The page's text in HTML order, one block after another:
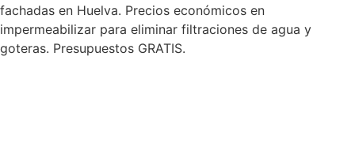
fachadas en Huelva. Precios económicos en
impermeabilizar para eliminar filtraciones de agua y
goteras. Presupuestos GRATIS.